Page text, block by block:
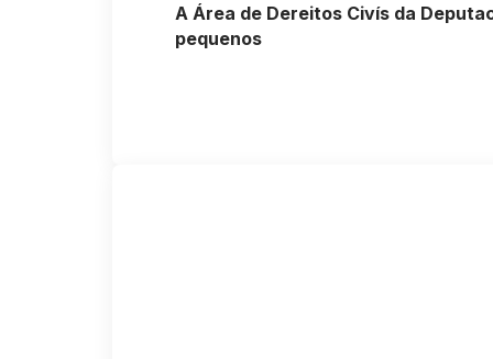
A Área de Dereitos Civís da
pequenos